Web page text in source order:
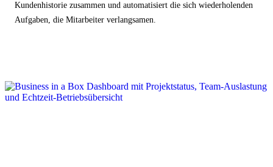
Kundenhistorie zusammen und automatisiert die sich wiederholenden
Aufgaben, die Mitarbeiter verlangsamen.